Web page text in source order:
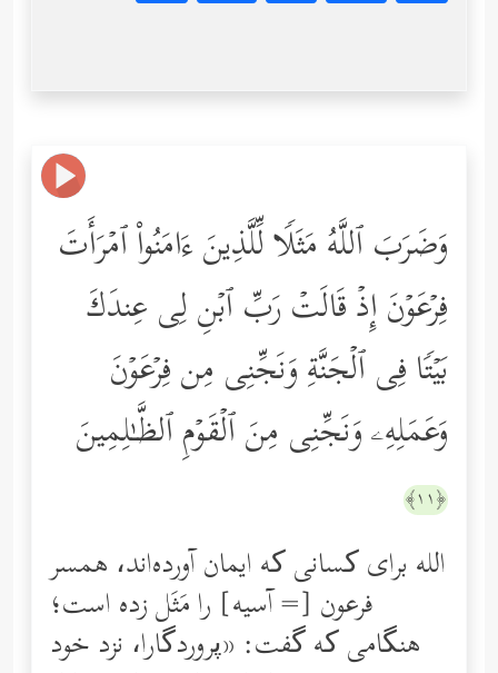
وَضَرَبَ ٱللَّهُ مَثَلࣰا لِّلَّذِینَ ءَامَنُواْ ٱمۡرَأَتَ
فِرۡعَوۡنَ إِذۡ قَالَتۡ رَبِّ ٱبۡنِ لِی عِندَكَ
بَیۡتࣰا فِی ٱلۡجَنَّةِ وَنَجِّنِی مِن فِرۡعَوۡنَ
وَعَمَلِهِۦ وَنَجِّنِی مِنَ ٱلۡقَوۡمِ ٱلظَّـٰلِمِینَ
﴿١١﴾
الله برای کسانی ‌که ایمان آورده‌اند، همسر
فرعون [= آسیه] را مَثَل زده است؛
هنگامی که گفت: «پروردگارا، نزد خود